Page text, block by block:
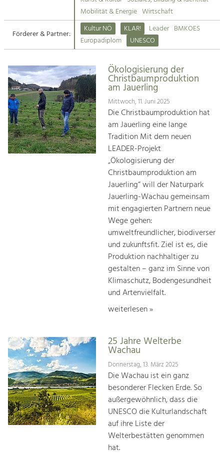
Suche
Impressum
Kontakt
Tourismus
Angebotsentwicklung und
Kunst & Kultur
Handwerk, Wissenschaft und Forschung.
Soziales, Bildung &
Identität
Gleichberechtigung, Jugend und
Integration
Mobilität & Energie
Klimawandel, öffentlicher Verkehr und
Steigerung regionaler Wertschöpfung
Mobilität & Energie Wirtschaft
Förderer & Partner:
Kultur NÖ KLAR! Leader BMKOES
Europadiplom
UNESCO
Ökologisierung der
Christbaumproduktion
am Jauerling
Mittwoch, 11. Juni 2025
Die Christbaumproduktion hat
am Jauerling eine lange
Tradition Mit dem neuen
LEADER-Projekt
„Ökologisierung der
Christbaumproduktion am
Jauerling“ will der Naturpark
Jauerling-Wachau gemeinsam
mit engagierten Partnern neue
Wege gehen:
umweltfreundlicher, biodiverser
und zukunftsfit. Ziel ist es, die
Produktion nachhaltiger zu
gestalten – ganz im Sinne von
Klimaschutz, Bodengesundheit
und Artenvielfalt.
weiterlesen »
25 Jahre Welterbe
Wachau
Donnerstag, 13. März 2025
Die Wachau ist ein ganz
besonderer Flecken Erde. So
außergewöhnlich, dass die
UNESCO die Kulturlandschaft
auf ihre Liste der
Welterbestätten genommen
hat.